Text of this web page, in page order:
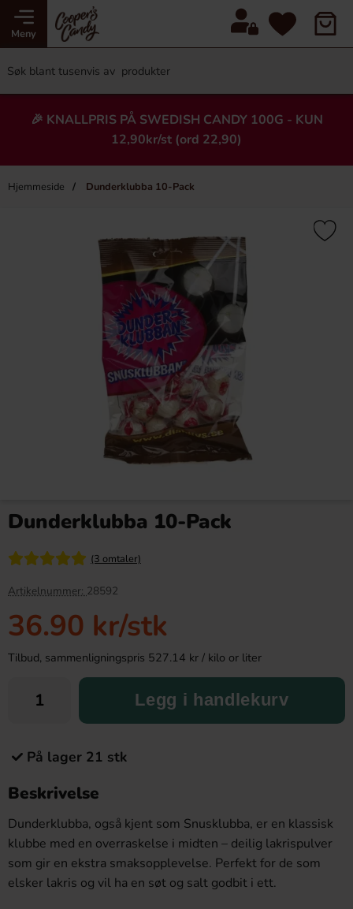
Meny
🎉 KNALLPRIS PÅ SWEDISH CANDY 100G - KUN
12,90kr/st (ord 22,90)
Hjemmeside Dunderklubba 10-Pack
Heading
×
Dunderklubba 10-Pack
(3 omtaler)
Artikelnummer: 28592
36.90 kr/stk
Tilbud, sammenligningspris 527.14 kr / kilo or liter
Legg i handlekurv
På lager 21 stk
Beskrivelse
Dunderklubba, også kjent som Snusklubba, er en klassisk
klubbe med en overraskelse i midten – deilig lakrispulver
som gir en ekstra smaksopplevelse. Perfekt for de som
elsker lakris og vil ha en søt og salt godbit i ett.